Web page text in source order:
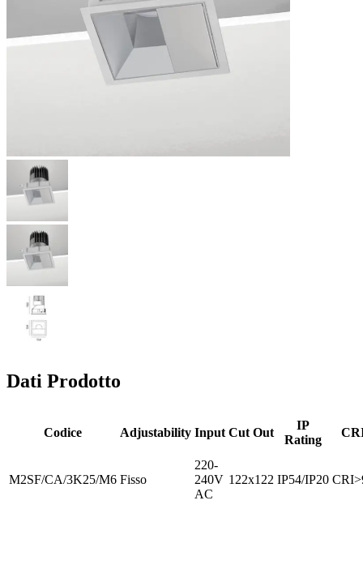
Dati Prodotto
Codice Adjustability Input Cut Out
IP
Rating
M2SF/CA/3K25/M6 Fisso
220-
240V
AC
122x122 IP54/IP20